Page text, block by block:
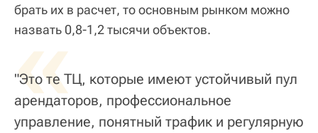
брать их в расчет, то основным рынком можно
назвать 0,8-1,2 тысячи объектов.
«
"Это те ТЦ, которые имеют устойчивый пул
арендаторов, профессиональное
управление, понятный трафик и регулярную